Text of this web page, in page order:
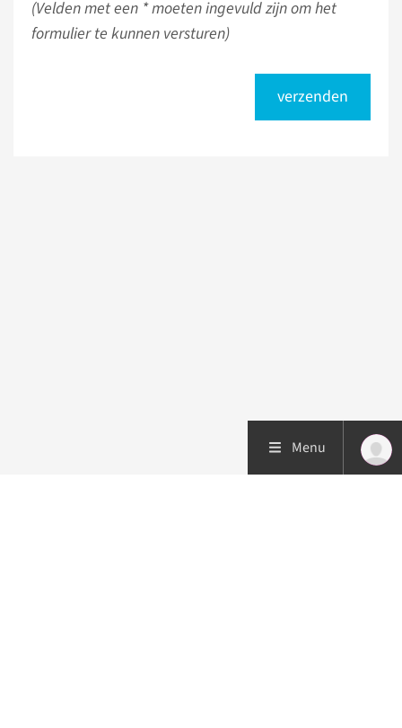
(Velden met een * moeten ingevuld zijn om het
formulier te kunnen versturen)
verzenden
Menu